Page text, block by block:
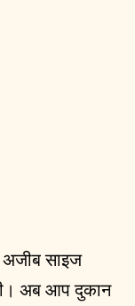
अजीब साइज
अब आप दुकान